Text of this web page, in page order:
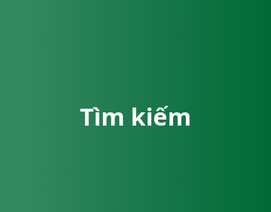
Tìm kiếm